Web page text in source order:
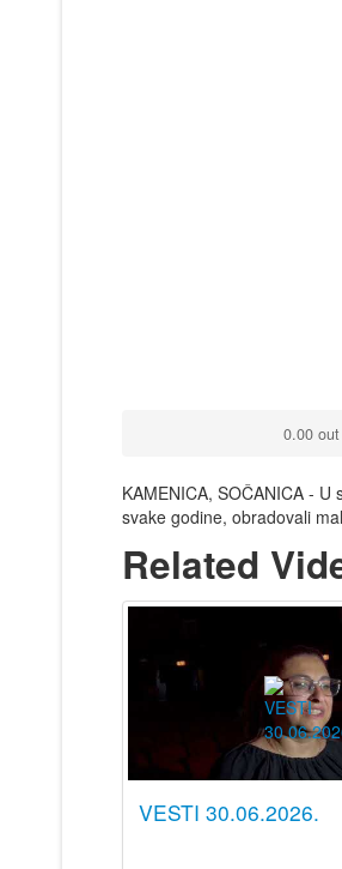
0.00
KAMENICA, SOČANICA -
svake godine, obradovali
Related
VESTI 30.06.2026.